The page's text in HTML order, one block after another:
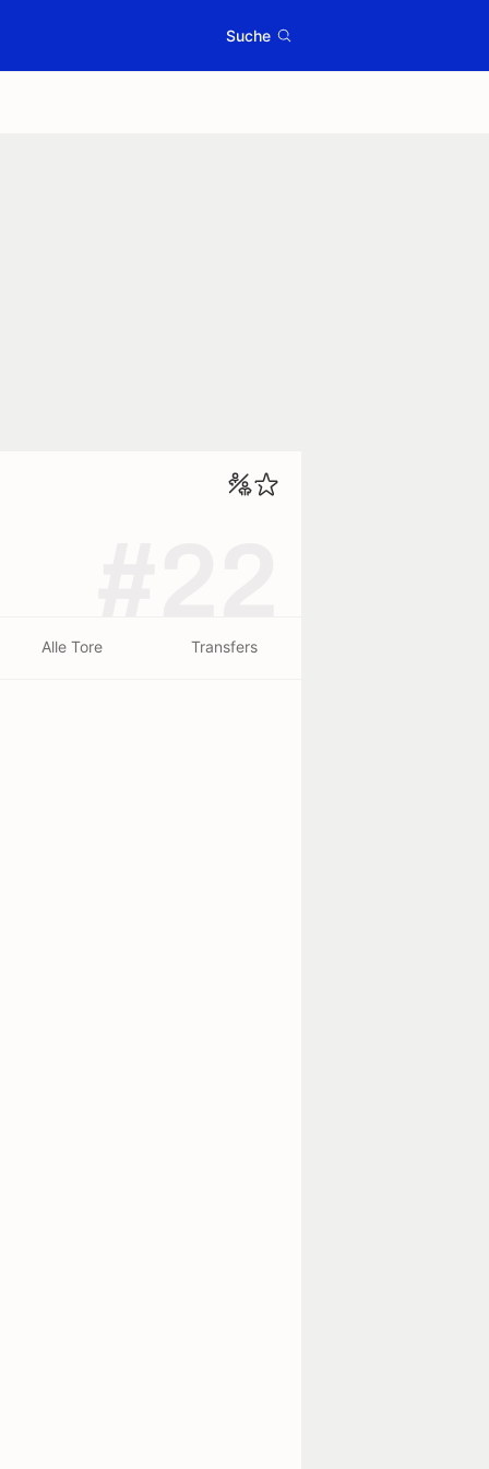
Suche
Alle Tore Transfers